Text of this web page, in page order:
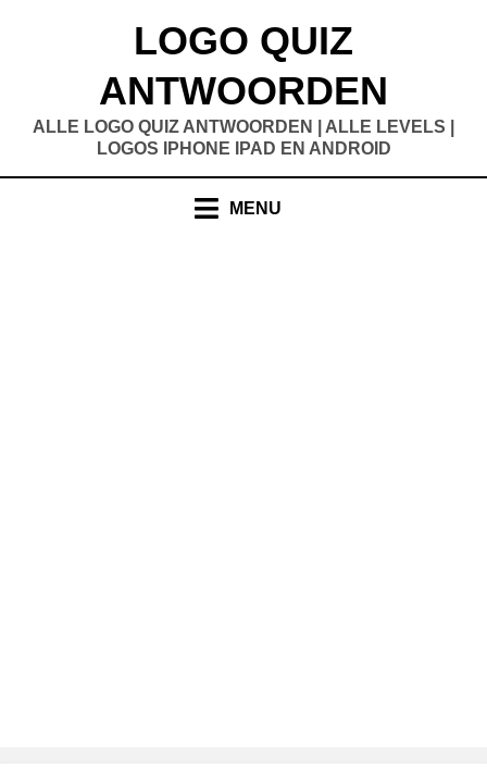
LOGO QUIZ
ANTWOORDEN
ALLE LOGO QUIZ ANTWOORDEN | ALLE LEVELS |
LOGOS IPHONE IPAD EN ANDROID
MENU